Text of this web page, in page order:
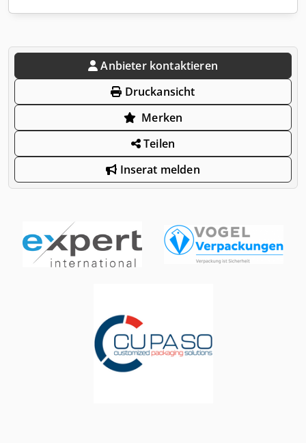
Anbieter kontaktieren
Druckansicht
Merken
Teilen
Inserat melden